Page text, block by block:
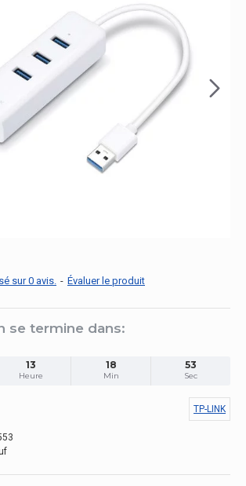
sur 0 avis. - Évaluer le produit
se termine dans:
13
Heure
18
Min
53
Sec
TP-LINK